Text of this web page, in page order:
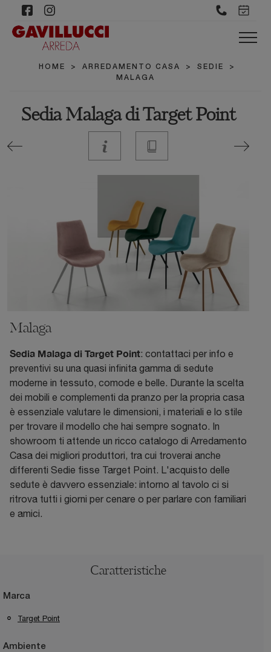
HOME > ARREDAMENTO CASA > SEDIE
>
MALAGA
Sedia Malaga di Target Point
Malaga
Sedia Malaga di Target Point: contattaci per info e
preventivi su una quasi infinita gamma di sedute
moderne in tessuto, comode e belle. Durante la scelta
dei mobili e complementi da pranzo per la propria casa
è essenziale valutare le dimensioni, i materiali e lo stile
per trovare il modello che hai sempre sognato. In
showroom ti attende un ricco catalogo di Arredamento
Casa dei migliori produttori, tra cui troverai anche
differenti Sedie fisse Target Point. L'acquisto delle
sedute è davvero essenziale: intorno al tavolo ci si
ritrova tutti i giorni per cenare o per parlare con familiari
e amici.
Caratteristiche
Marca
Target Point
Ambiente